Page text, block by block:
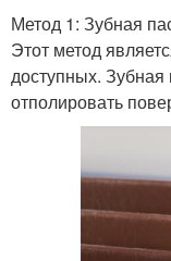
Метод 1: Зубная
Этот метод
доступных. Зубная
отполировать